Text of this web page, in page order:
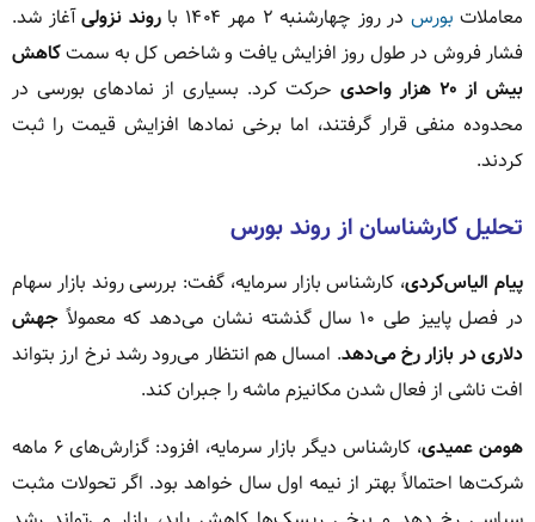
معاملات بورس در روز چهارشنبه ۲ مهر ۱۴۰۴ با روند نزولیآغاز شد.
فشار فروش در طول روز افزایش یافت و شاخص کل به سمتکاهش
بیش از ۲۰ هزار واحدی
حرکت کرد. بسیاری از نمادهای بورسی در
محدوده منفی قرار گرفتند، اما برخی نمادها افزایش قیمت را ثبت
کردند.
تحلیل کارشناسان از روند بورس
پیام الیاس‌کردی، کارشناس بازار سرمایه، گفت: بررسی روند بازار سهام
در فصل پاییز طی ۱۰ سال گذشته نشان می‌دهد که معمولاً
جهش
دلاری در بازار رخ می‌دهد. امسال هم انتظار می‌رود رشد نرخ ارز بتواند
افت ناشی از فعال شدن مکانیزم ماشه را جبران کند.
هومن عمیدی
، کارشناس دیگر بازار سرمایه، افزود: گزارش‌های ۶ ماهه
شرکت‌ها احتمالاً بهتر از نیمه اول سال خواهد بود. اگر تحولات مثبت